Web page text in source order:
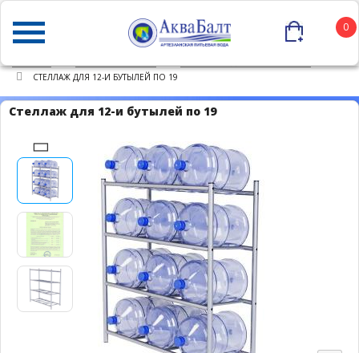
0
СТЕЛЛАЖ ДЛЯ 12-И БУТЫЛЕЙ ПО 19
Стеллаж для 12-и бутылей по 19